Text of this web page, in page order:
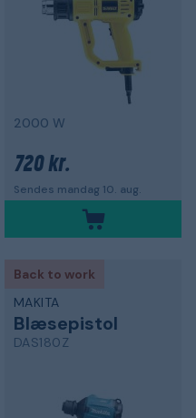
2000 W
720 kr.
Sendes mandag 10. aug.
Back to work
MAKITA
Blæsepistol
DAS180Z